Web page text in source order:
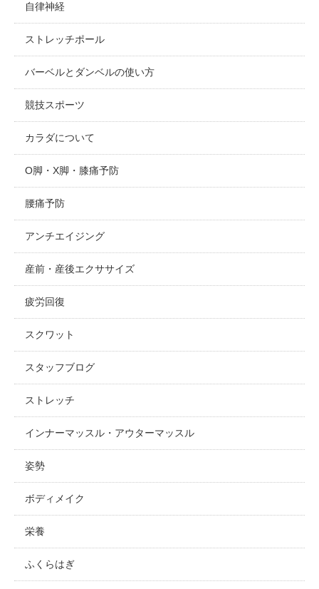
自律神経
ストレッチポール
バーベルとダンベルの使い方
競技スポーツ
カラダについて
O脚・X脚・膝痛予防
腰痛予防
アンチエイジング
産前・産後エクササイズ
疲労回復
スクワット
スタッフブログ
ストレッチ
インナーマッスル・アウターマッスル
姿勢
ボディメイク
栄養
ふくらはぎ